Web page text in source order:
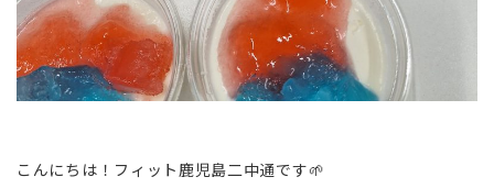
こんにちは！フィット鹿児島二中通です🌱